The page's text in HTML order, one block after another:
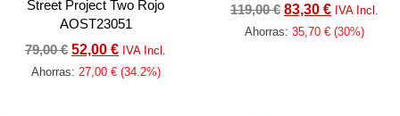
Street Project Two Rojo
AOST23051
79,00€ 52,00 € IVA Incl.
Ahorras: 27,00 € (34.2%)
119,00€ 83,30 € IVA Incl.
Ahorras: 35,70 € (30%)